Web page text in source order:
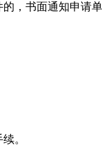
，书面通知申请
。